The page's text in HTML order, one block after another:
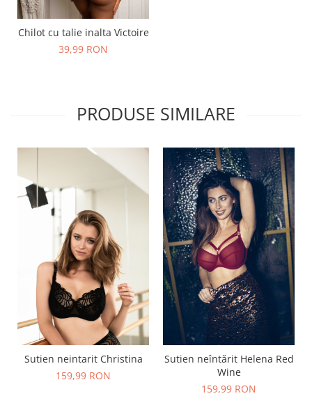
Chilot cu talie inalta Victoire
39,99 RON
PRODUSE SIMILARE
Sutien neintarit Christina
159,99 RON
Sutien neîntărit Helena Red
Wine
159,99 RON